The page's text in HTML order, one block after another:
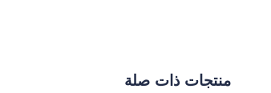
منتجات ذات صلة